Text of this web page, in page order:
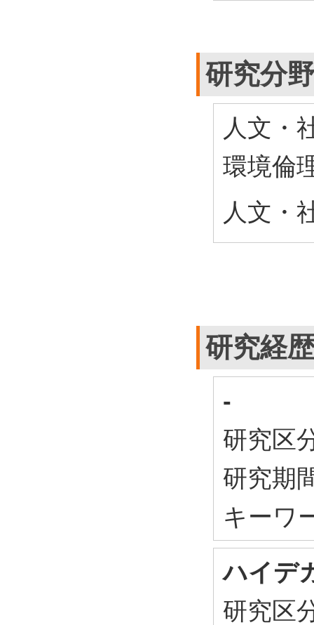
研究分野
人文・
環境倫
人文・
研究経歴
-
研究区
研究期
キーワ
ハイデ
研究区